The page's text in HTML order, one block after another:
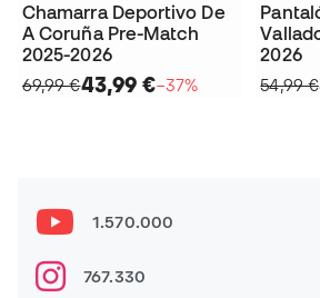
Chamarra Deportivo De
A Coruña Pre-Match
2025-2026
69,99 €43,99 €−37%
2026
54,99 €
1.570.000
767.330